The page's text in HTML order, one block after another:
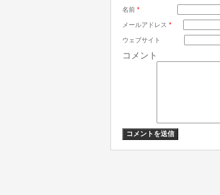
名前 *
メールアドレス *
ウェブサイト
コメント